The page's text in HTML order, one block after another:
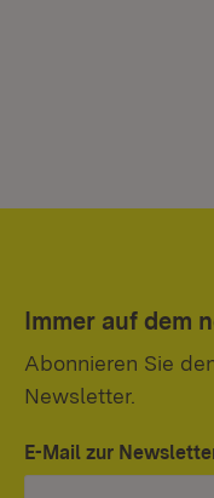
Immer auf dem
Abonnieren Sie
Newsletter.
E-Mail zur